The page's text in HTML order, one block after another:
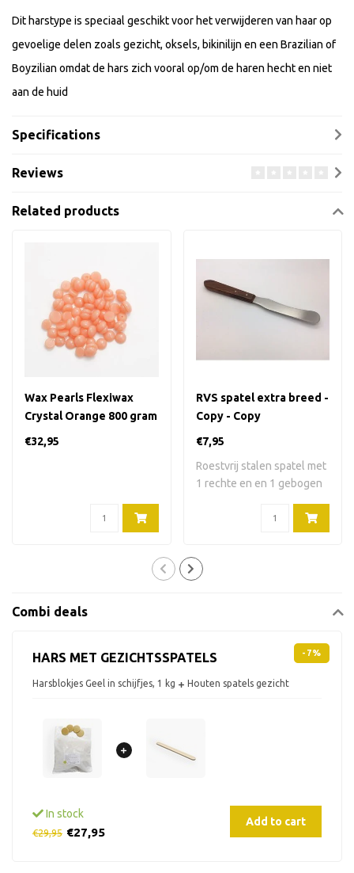
Dit harstype is speciaal geschikt voor het verwijderen van haar op
gevoelige delen zoals gezicht, oksels, bikinilijn en een Brazilian of
Boyzilian omdat de hars zich vooral op/om de haren hecht en niet
aan de huid
Specifications
Reviews
Related products
Wax Pearls Flexiwax
Crystal Orange 800 gram
€32,95
RVS spatel extra breed -
Copy - Copy
€7,95
Roestvrij stalen spatel met
1 rechte en en 1 gebogen
Combi deals
HARS MET GEZICHTSSPATELS -7%
Harsblokjes Geel in schijfjes, 1 kg Houten spatels gezicht
In stock
€29,95 €27,95
Add to cart